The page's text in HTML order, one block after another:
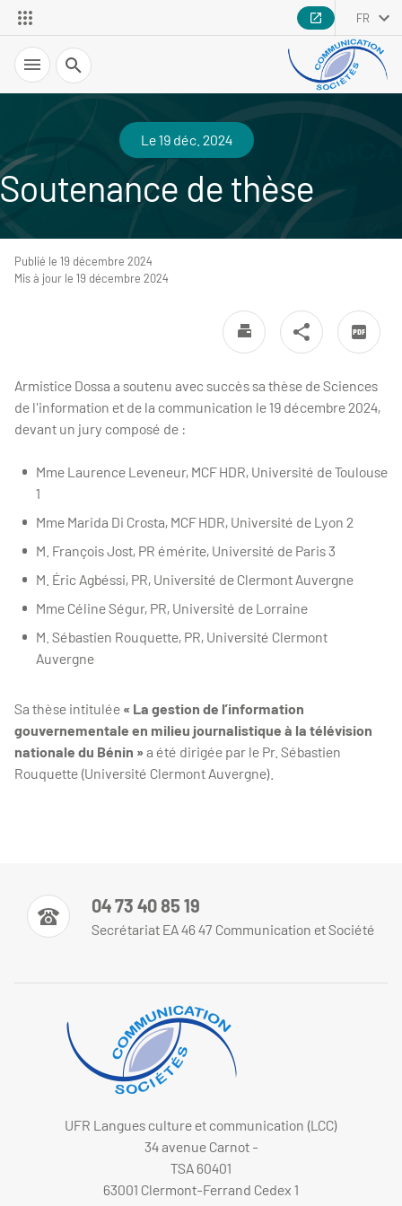
FR
Recherche
Le 19 déc. 2024
Soutenance de thèse
Publié le 19 décembre 2024
Mis à jour le 19 décembre 2024
Armistice Dossa a soutenu avec succès sa thèse de Sciences
de l'information et de la communication le19 décembre 2024,
devant un jury composé de :
Mme Laurence Leveneur, MCF HDR, Université de Toulouse
1
Mme Marida Di Crosta, MCF HDR, Université de Lyon 2
M. François Jost, PR émérite, Université de Paris 3
M. Éric Agbéssi, PR, Université de Clermont Auvergne
Mme Céline Ségur, PR, Université de Lorraine
M. Sébastien Rouquette, PR, Université Clermont
Auvergne
Sa thèse intitulée « La gestion de l’information
gouvernementale en milieu journalistique à la télévision
nationale du Bénin »a été dirigée par le Pr. Sébastien
Rouquette (Université Clermont Auvergne).
04 73 40 85 19
Secrétariat EA 46 47 Communication et Société
UFR Langues culture et communication (LCC)
34 avenue Carnot -
TSA 60401
63001 Clermont-Ferrand Cedex 1